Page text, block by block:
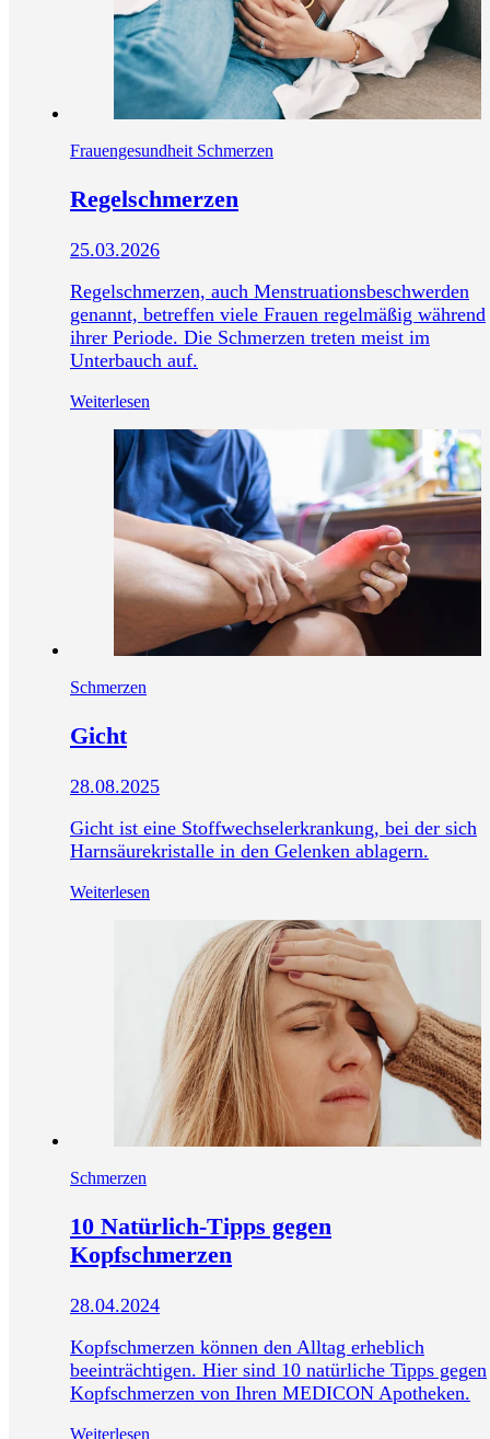
Frauengesundheit Schmerzen
Regelschmerzen
25.03.2026
Regelschmerzen, auch Menstruationsbeschwerden
genannt, betreffen viele Frauen regelmäßig während
ihrer Periode. Die Schmerzen treten meist im
Unterbauch auf.
Weiterlesen
Schmerzen
Gicht
28.08.2025
Gicht ist eine Stoffwechselerkrankung, bei der sich
Harnsäurekristalle in den Gelenken ablagern.
Weiterlesen
Schmerzen
10 Natürlich-Tipps gegen
Kopfschmerzen
28.04.2024
Kopfschmerzen können den Alltag erheblich
beeinträchtigen. Hier sind 10 natürliche Tipps gegen
Kopfschmerzen von Ihren MEDICON Apotheken.
Weiterlesen